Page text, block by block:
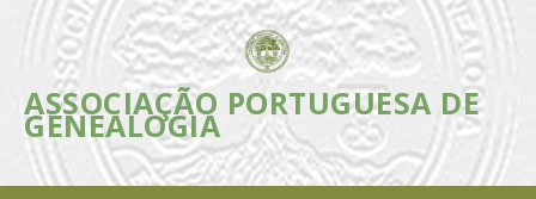
ASSOCIAÇÃO PORTUGUESA DE
GENEALOGIA
ASSOCIAÇÃO PORTUGUESA DE
GENEALOGIA
Incentivar e apoiar a investigação, estudo e divulgação da Genealogia em
Portugal